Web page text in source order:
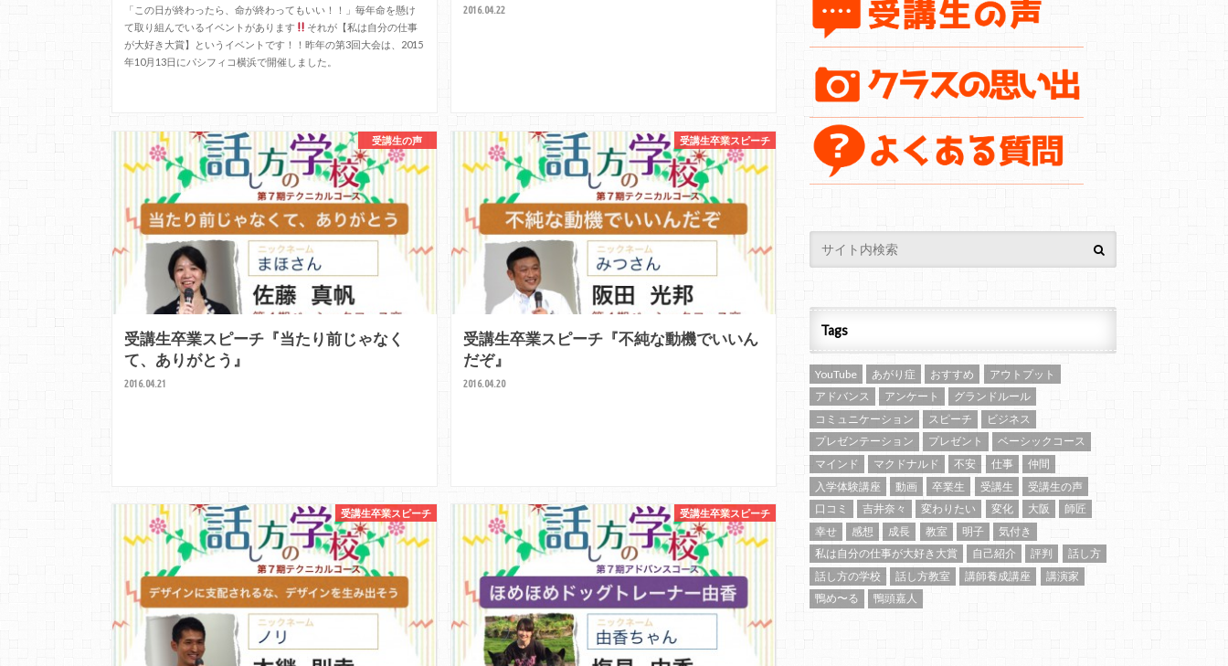
「この日が終わったら、命が終わってもいい！！」毎年命を懸け
て取り組んでいるイベントがあります
それが【私は自分の仕事
が大好き大賞】というイベントです！！昨年の第3回大会は、2015
年10月13日にパシフィコ横浜で開催しました。
2016.04.22
受講生の声
受講生卒業スピーチ『当たり前じゃなく
て、ありがとう』
2016.04.21
受講生卒業スピーチ
受講生卒業スピーチ『不純な動機でいいん
だぞ』
2016.04.20
受講生卒業スピーチ 受講生卒業スピーチ
Tags
YouTube あがり症 おすすめ
アウトプット
アドバンス
アンケート
グランドルール
コミュニケーション
スピーチ
ビジネス
プレゼンテーション
プレゼント
ベーシックコース
マインド
マクドナルド 不安 仕事
仲間
入学体験講座
動画 卒業生 受講生
受講生の声
口コミ
吉井奈々 変わりたい 変化 大阪
師匠
幸せ
感想 成長 教室 明子
気付き
私は自分の仕事が大好き大賞
自己紹介 評判
話し方
話し方の学校
話し方教室 講師養成講座
講演家
鴨め〜る
鴨頭嘉人